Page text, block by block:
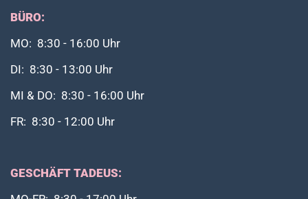
BÜRO:
MO: 8:30 - 16:00 Uhr
DI: 8:30 - 13:00 Uhr
MI & DO: 8:30 - 16:00 Uhr
FR: 8:30 - 12:00 Uhr
GESCHÄFT TADEUS: